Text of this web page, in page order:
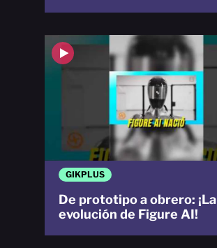
GIKPLUS
De prototipo a obrero: ¡La
evolución de Figure AI!